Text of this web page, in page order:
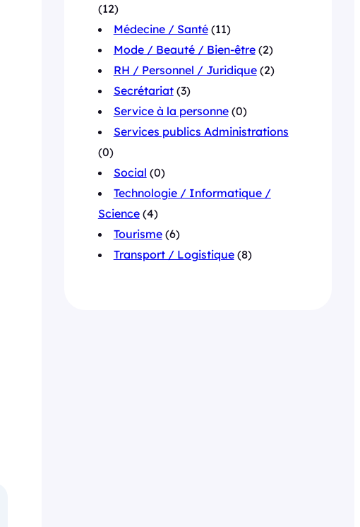
(12)
Médecine / Santé(11)
Mode / Beauté / Bien-être(2)
RH / Personnel / Juridique(2)
Secrétariat(3)
Service à la personne(0)
Services publics Administrations
(0)
Social (0)
Technologie / Informatique /
Science(4)
Tourisme(6)
Transport / Logistique(8)